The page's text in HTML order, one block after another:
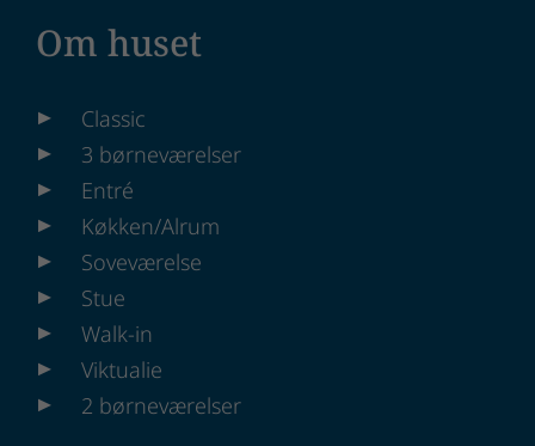
Om huset
Classic
3 børneværelser
Entré
Køkken/Alrum
Soveværelse
Stue
Walk-in
Viktualie
2 børneværelser